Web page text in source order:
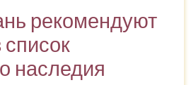
рекомендуют
список
наследия